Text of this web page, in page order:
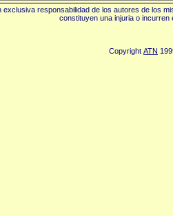
responsabilidad de los autores de los
constituyen una injuria o incurren
Copyright ATN